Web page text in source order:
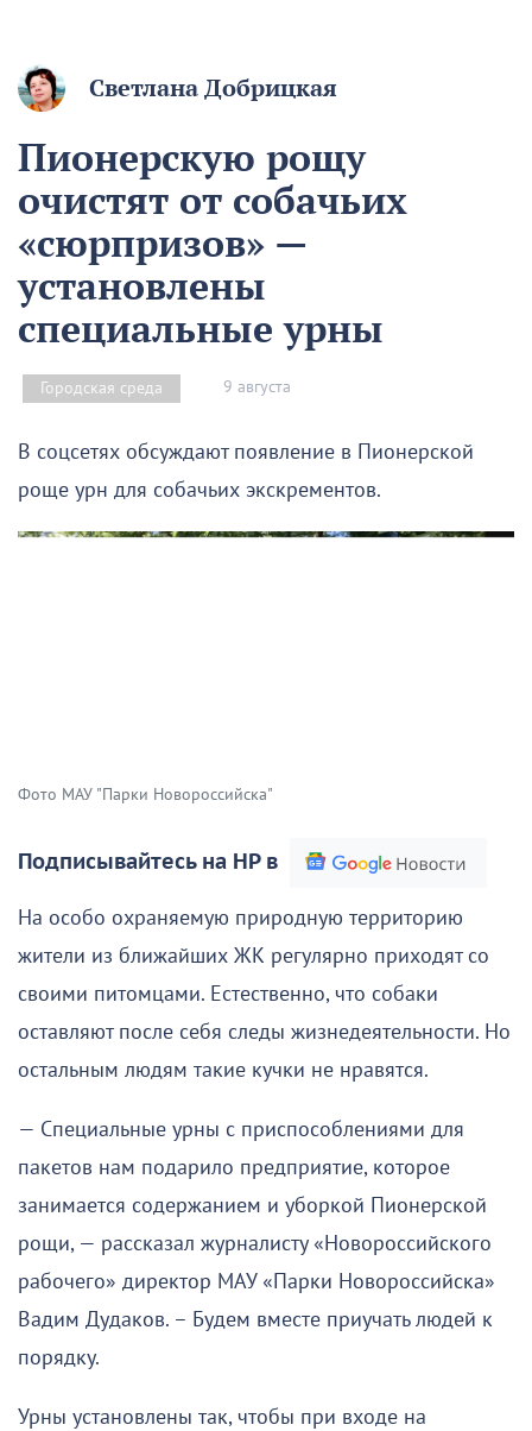
Светлана Добрицкая
Пионерскую рощу
очистят от собачьих
«сюрпризов» —
установлены
специальные урны
Городская среда 9 августа
В соцсетях обсуждают появление в Пионерской
роще урн для собачьих экскрементов.
Фото МАУ "Парки Новороссийска"
Подписывайтесь на НР в
На особо охраняемую природную территорию
жители из ближайших ЖК регулярно приходят со
своими питомцами. Естественно, что собаки
оставляют после себя следы жизнедеятельности. Но
остальным людям такие кучки не нравятся.
— Специальные урны с приспособлениями для
пакетов нам подарило предприятие, которое
занимается содержанием и уборкой Пионерской
рощи, — рассказал журналисту «Новороссийского
рабочего» директор МАУ «Парки Новороссийска»
Вадим Дудаков. – Будем вместе приучать людей к
порядку.
Урны установлены так, чтобы при входе на